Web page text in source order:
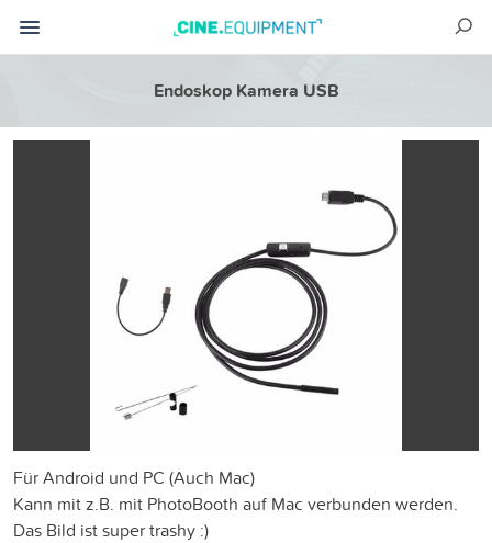
Endoskop Kamera USB
Für Android und PC (Auch Mac)
Kann mit z.B. mit PhotoBooth auf Mac verbunden werden.
Das Bild ist super trashy :)